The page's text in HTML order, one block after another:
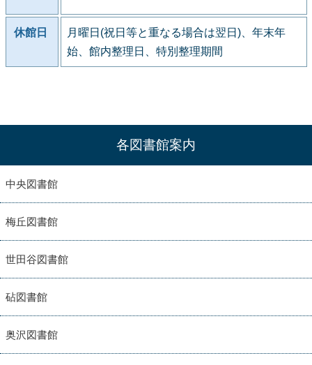
休館日
月曜日(祝日等と重なる場合は翌日)、年末年
始、館内整理日、特別整理期間
各図書館案内
中央図書館
梅丘図書館
世田谷図書館
砧図書館
奥沢図書館